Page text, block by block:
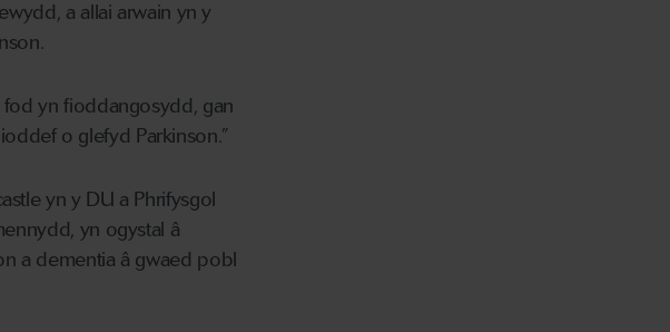
a allai arwain yn y
yn fioddangosydd, gan
o glefyd Parkinson.”
yn y DU a Phrifysgol
yn ogystal â
a dementia â gwaed pobl